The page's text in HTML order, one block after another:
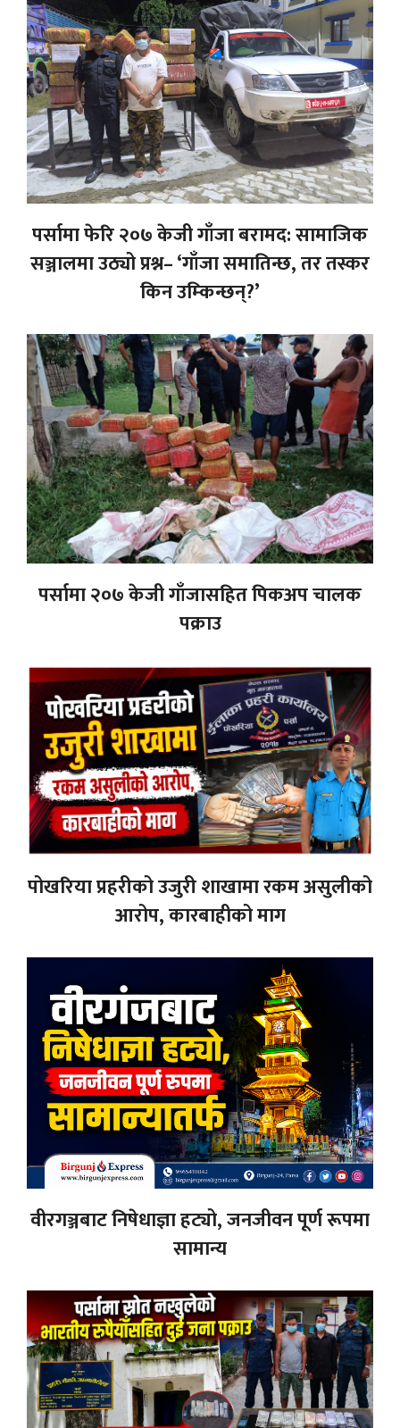
पर्सामा फेरि २०७ केजी गाँजा बरामद: सामाजिक
सञ्जालमा उठ्यो प्रश्न– ‘गाँजा समातिन्छ, तर तस्कर
किन उम्किन्छन्?’
पर्सामा २०७ केजी गाँजासहित पिकअप चालक
पक्राउ
पोखरिया प्रहरीको उजुरी शाखामा रकम असुलीको
आरोप, कारबाहीको माग
वीरगञ्जबाट निषेधाज्ञा हट्यो, जनजीवन पूर्ण रूपमा
सामान्य